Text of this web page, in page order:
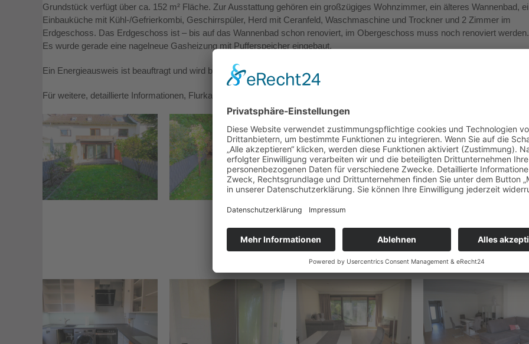
Grundstück verfügt über ca. 152 m² Fläche. Zur Ausstattung gehören ein großzügiges Wohnzimmer, ein älteres Wannenbad,
Einbauküche mit Kühl-/Gefrierkombi, Geschirrspüler, Herd mit Ceranfeld, Waschmaschine und Trockner und 2 Zimmer im
Erdgeschoss. Das Erdgeschoss ist – bis auf das Wannenbad schon renoviert, im Obergeschoss muss noch renoviert werden.
Es wurde gerade eine nagelneue Gasheizung mit Pufferspeicher eingebaut.
Ein Energieausweis ist beauftragt und wird bis zum Besichtigungstermin vorgelegt.
Für weitere, detaillierte Informationen, Flurkarte und Grundrisse fordern Sie bitte das ausführliche Exposé an.